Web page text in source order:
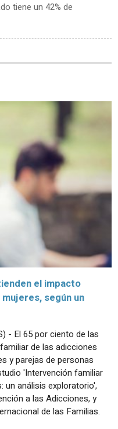
tiene un 42% de
el impacto
según un
- El 65 por ciento de las
de las adicciones
y parejas de personas
'Intervención familiar
un análisis exploratorio',
a las Adicciones, y
de las Familias.